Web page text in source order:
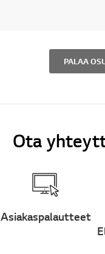
PALAA
Ota
Asiakaspalautteet